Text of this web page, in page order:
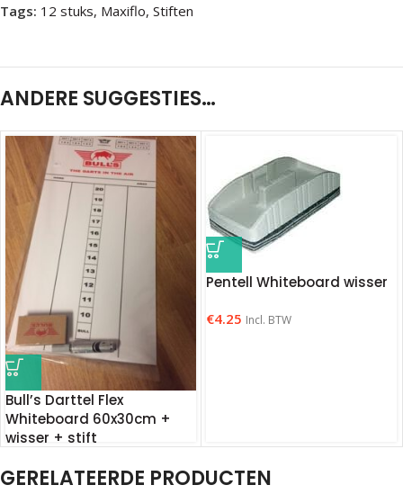
Tags: 12 stuks, Maxiflo, Stiften
ANDERE SUGGESTIES…
Bull’s Darttel Flex
Whiteboard 60x30cm +
wisser + stift
€18.95 Incl. BTW
Pentell Whiteboard wisser
€4.25 Incl. BTW
GERELATEERDE PRODUCTEN